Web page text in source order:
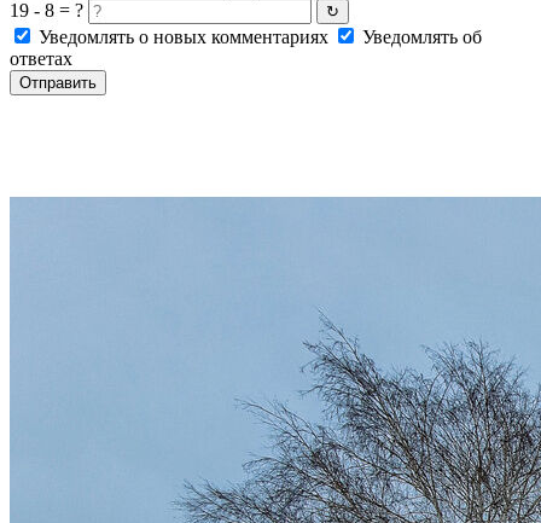
19 - 8 = ? ↻
Уведомлять о новых комментариях
Уведомлять об
ответах
Отправить